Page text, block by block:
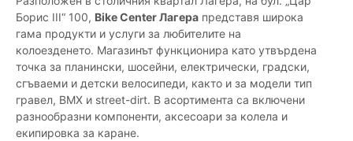
Борис III“ 100, Bike Center Лагера представя широка
гама продукти и услуги за любителите на
колоезденето. Магазинът функционира като утвърдена
точка за планински, шосейни, електрически, градски,
сгъваеми и детски велосипеди, както и за модели тип
гравел, BMX и street-dirt. В асортимента са включени
разнообразни компоненти, аксесоари за колела и
екипировка за каране.